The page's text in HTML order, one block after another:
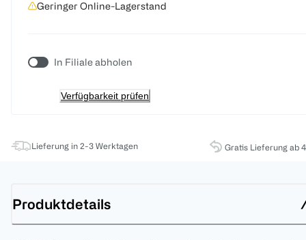
Geringer Online-Lagerstand
In Filiale abholen
Verfügbarkeit prüfen
Lieferung in 2-3 Werktagen Gratis Lieferung ab
Produktdetails